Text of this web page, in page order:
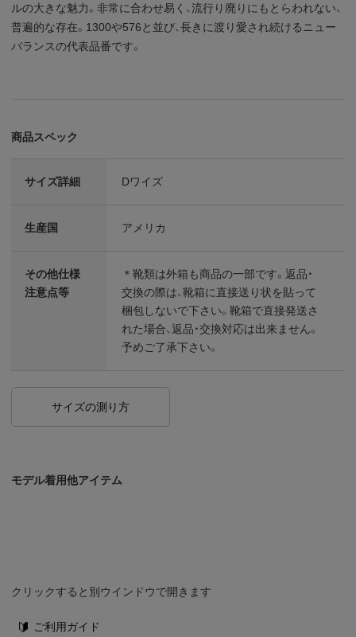
ルの大きな魅力。非常に合わせ易く、流行り廃りにもとらわれない、
普遍的な存在。1300や576と並び、長きに渡り愛され続けるニュー
バランスの代表品番です。
商品スペック
サイズ詳細 Dワイズ
生産国 アメリカ
その他仕様
注意点等
＊靴類は外箱も商品の一部です。返品・
交換の際は、靴箱に直接送り状を貼って
梱包しないで下さい。靴箱で直接発送さ
れた場合、返品・交換対応は出来ません。
予めご了承下さい。
サイズの測り方
モデル着用他アイテム
クリックすると別ウインドウで開きます
ご利用ガイド